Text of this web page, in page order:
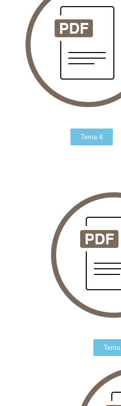
Tema 4